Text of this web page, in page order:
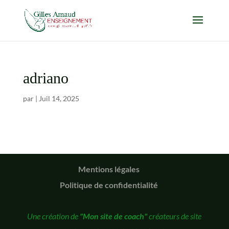
adriano
par | Juil 14, 2025
Mentions légales
Politique de confidentialité
Une création de "Mon site de coach"créateurs de site